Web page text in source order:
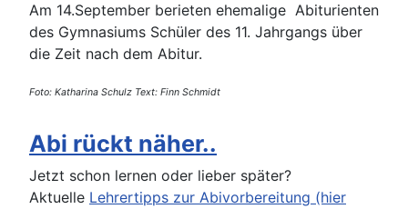
Am 14.September berieten ehemalige Abiturienten
des Gymnasiums Schüler des 11. Jahrgangs über
die Zeit nach dem Abitur.
Foto: Katharina Schulz Text: Finn Schmidt
Abi rückt näher..
Jetzt schon lernen oder lieber später?
Aktuelle Lehrertipps zur Abivorbereitung (hier